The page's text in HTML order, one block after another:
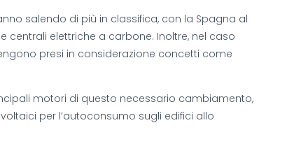
salendo di più in classifica, con la Spagna al
centrali elettriche a carbone. Inoltre, nel caso
presi in considerazione concetti come
motori di questo necessario cambiamento,
per l’autoconsumo sugli edifici allo